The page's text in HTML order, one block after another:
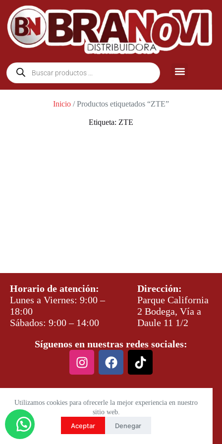
Utilizamos cookies para ofrecerle la mejor experiencia en nuestro
sitio web.
Aceptar Denegar
Inicio / Productos etiquetados “ZTE”
Etiqueta: ZTE
Horario de atención:
Lunes a Viernes: 9:00 –
18:00
Sábados: 9:00 – 14:00
Dirección:
Parque California
2 Bodega, Vía a
Daule 11 1/2
Síguenos en nuestras redes sociales: